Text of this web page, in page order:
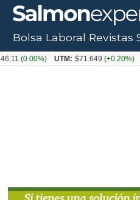
Bolsa Laboral Revistas
UTM: $71.649(+0.20%) Dólar: